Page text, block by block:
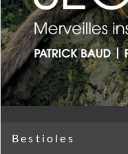
Bestioles